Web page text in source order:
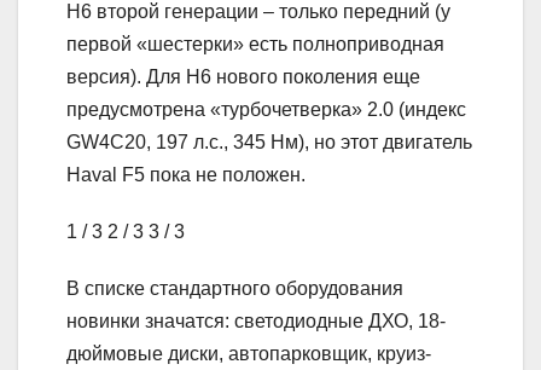
H6 второй генерации – только передний (у
первой «шестерки» есть полноприводная
версия). Для H6 нового поколения еще
предусмотрена «турбочетверка» 2.0 (индекс
GW4C20, 197 л.с., 345 Нм), но этот двигатель
Haval F5 пока не положен.
1 / 3 2 / 3 3 / 3
В списке стандартного оборудования
новинки значатся: светодиодные ДХО, 18-
дюймовые диски, автопарковщик, круиз-